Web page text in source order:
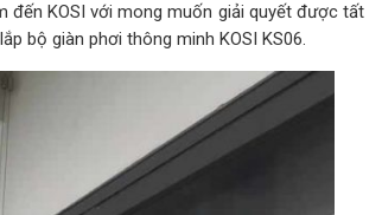
đến KOSI với mong muốn giải quyết được tất
bộ giàn phơi thông minh KOSI KS06.